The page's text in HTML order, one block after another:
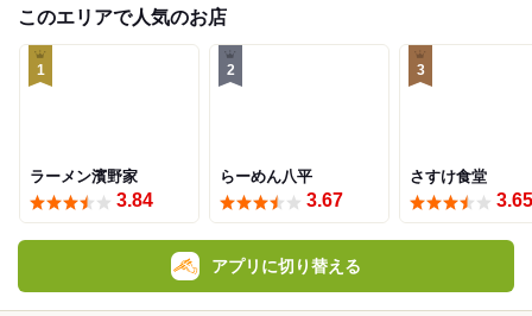
このエリアで人気のお店
1
ラーメン濱野家
3.84
2
らーめん八平
3.67
3
さすけ食堂
3.65
アプリに切り替える